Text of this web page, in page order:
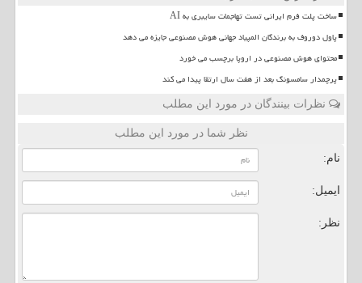
ساخت پلت فرم ایرانی تست تهاجمات سایبری به AI
پاول دوروف به برندگان المپیاد جهانی هوش مصنوعی جایزه می دهد
محتوای هوش مصنوعی در اروپا برچسب می خورد
پرچمدار سامسونگ بعد از هفت سال ارتقا پیدا می کند
نظرات بینندگان در مورد این مطلب
نظر شما در مورد این مطلب
نام:
ایمیل:
نظر: